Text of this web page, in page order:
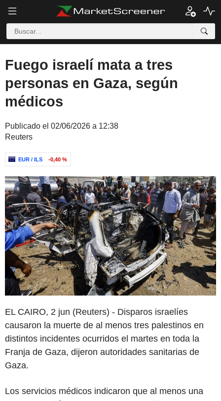
Fuego israelí mata a tres
personas en Gaza, según
médicos
Publicado el 02/06/2026 a 12:38
Reuters
EUR / ILS -0,40 %
EL CAIRO, 2 jun (Reuters) - Disparos israelíes
causaron la muerte de al menos tres palestinos en
distintos incidentes ocurridos el martes en toda la
Franja de Gaza, dijeron autoridades sanitarias de
Gaza.
Los servicios médicos indicaron que al menos una